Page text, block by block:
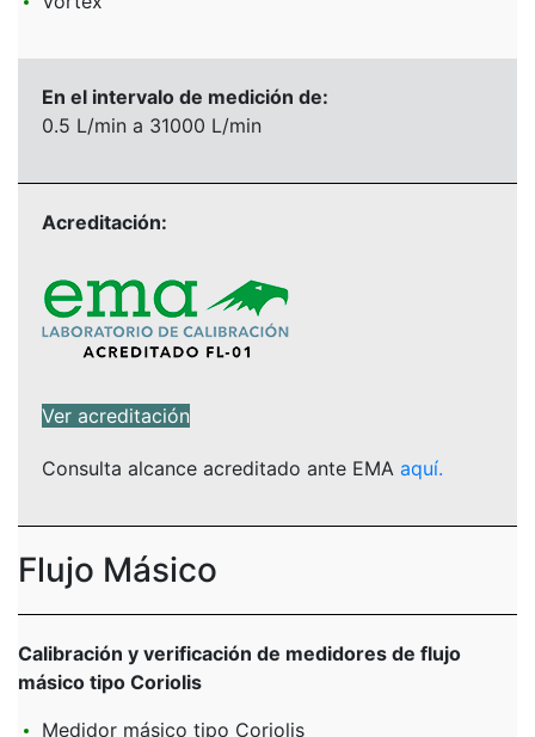
En el intervalo de medición de:
0.5 L/min a 31000 L/min
Acreditación:
Ver acreditación
Consulta alcance acreditado ante EMA aquí.
Flujo Másico
Calibración y verificación de medidores de flujo
másico tipo Coriolis
Medidor másico tipo Coriolis